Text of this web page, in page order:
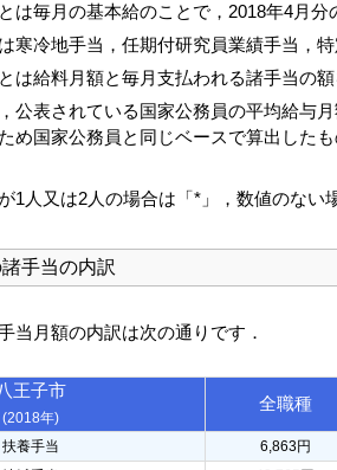
は毎月の基本給のことで，2018年4月
寒冷地手当，任期付研究員業績手当，
は給料月額と毎月支払われる諸手当の
公表されている国家公務員の平均給与
め国家公務員と同じベースで算出したも
1人又は2人の場合は「*」，数値のない
手当の内訳
当月額の内訳は次の通りです．
王子市
(2018年)
全職種
扶養手当 6,863円